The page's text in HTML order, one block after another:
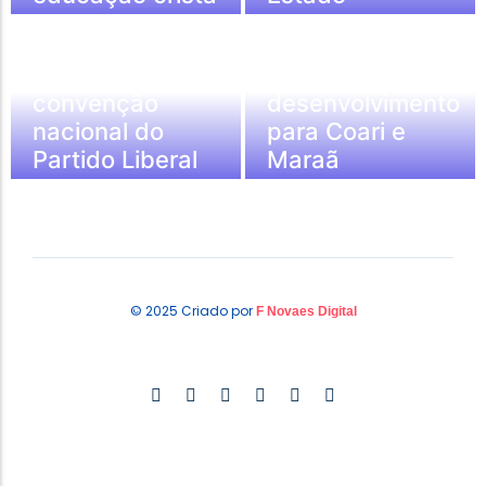
Capitão Alberto
convenção
nacional do
Partido Liberal
Alberto Neto
desenvolvimento
para Coari e
Maraã
© 2025 Criado por F Novaes Digital